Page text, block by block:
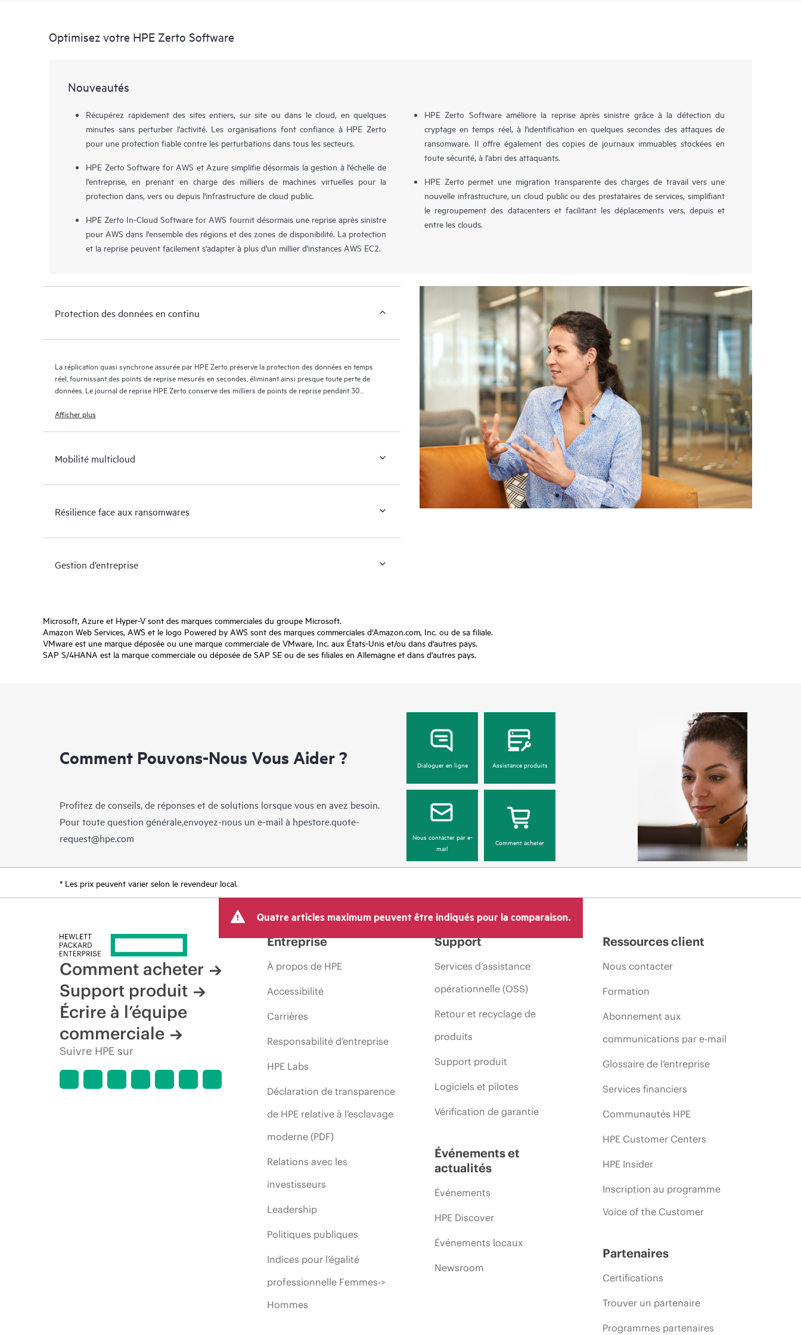
Optimisez votre HPE Zerto Software
Nouveautés
Récupérez rapidement des sites entiers, sur site ou dans le cloud, en quelques
minutes sans perturber l'activité. Les organisations font confiance à HPE Zerto
pour une protection fiable contre les perturbations dans tous les secteurs.
HPE Zerto Software for AWS et Azure simplifie désormais la gestion à l'échelle de
l'entreprise, en prenant en charge des milliers de machines virtuelles pour la
protection dans, vers ou depuis l'infrastructure de cloud public.
HPE Zerto In-Cloud Software for AWS fournit désormais une reprise après sinistre
pour AWS dans l'ensemble des régions et des zones de disponibilité. La protection
et la reprise peuvent facilement s'adapter à plus d'un millier d'instances AWS EC2.
HPE Zerto Software améliore la reprise après sinistre grâce à la détection du
cryptage en temps réel, à l'identification en quelques secondes des attaques de
ransomware. Il offre également des copies de journaux immuables stockées en
toute sécurité, à l'abri des attaquants.
HPE Zerto permet une migration transparente des charges de travail vers une
nouvelle infrastructure, un cloud public ou des prestataires de services, simplifiant
le regroupement des datacenters et facilitant les déplacements vers, depuis et
entre les clouds.
Protection des données en continu
La réplication quasi synchrone assurée par HPE Zerto préserve la protection des données en temps
réel, fournissant des points de reprise mesurés en secondes, éliminant ainsi presque toute perte de
données. Le journal de reprise HPE Zerto conserve des milliers de points de reprise pendant 30
Afficher plus
Mobilité multicloud
Résilience face aux ransomwares
Gestion d’entreprise
Microsoft, Azure et Hyper-V sont des marques commerciales du groupe Microsoft.
Amazon Web Services, AWS et le logo Powered by AWS sont des marques commerciales d'Amazon.com, Inc. ou de sa filiale.
VMware est une marque déposée ou une marque commerciale de VMware, Inc. aux États-Unis et/ou dans d'autres pays.
SAP S/4HANA est la marque commerciale ou déposée de SAP SE ou de ses filiales en Allemagne et dans d'autres pays.
Comment Pouvons-Nous Vous Aider ?
Profitez de conseils, de réponses et de solutions lorsque vous en avez besoin.
Pour toute question générale,envoyez-nous un e-mail à hpestore.quote-
request@hpe.com
Dialoguer en ligne Assistance produits
Nous contacter par e-
mail
Comment acheter
* Les prix peuvent varier selon le revendeur local.
Quatre articles maximum peuvent être indiqués pour la comparaison.
Comment acheter
Support produit
Écrire à l’équipe
commerciale
Suivre HPE sur
Entreprise
À propos de HPE
Accessibilité
Carrières
Responsabilité d’entreprise
HPE Labs
Déclaration de transparence
de HPE relative à l’esclavage
moderne (PDF)
Relations avec les
investisseurs
Leadership
Politiques publiques
Indices pour l’égalité
professionnelle Femmes->
Hommes
Support
Services d’assistance
opérationnelle (OSS)
Retour et recyclage de
produits
Support produit
Logiciels et pilotes
Vérification de garantie
Événements et
actualités
Événements
HPE Discover
Événements locaux
Newsroom
Ressources client
Nous contacter
Formation
Abonnement aux
communications par e-mail
Glossaire de l’entreprise
Services financiers
Communautés HPE
HPE Customer Centers
HPE Insider
Inscription au programme
Voice of the Customer
Partenaires
Certifications
Trouver un partenaire
Programmes partenaires